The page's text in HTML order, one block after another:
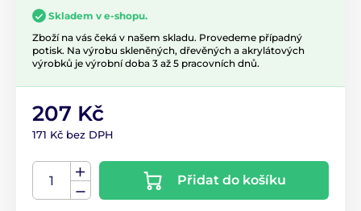
Skladem v e-shopu.
Zboží na vás čeká v našem skladu. Provedeme případný
potisk. Na výrobu skleněných, dřevěných a akrylátových
výrobků je výrobní doba 3 až 5 pracovních dnů.
207 Kč
171 Kč bez DPH
Přidat do košíku